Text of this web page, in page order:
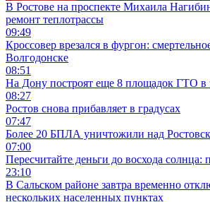
В Ростове на проспекте Михаила
ремонт теплотрассы
09:49
Кроссовер врезался в фургон:
Волгодонске
08:51
На Дону построят еще 8 площадок ГТО в
08:27
Ростов снова прибавляет в градусах
07:47
Более 20 БПЛА уничтожили над
07:00
Пересчитайте деньги до восхода солнца:
23:10
В Сальском районе завтра временно
нескольких населенных пунктах